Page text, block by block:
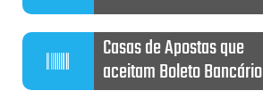
Casas de Apostas que
aceitam Boleto Bancário